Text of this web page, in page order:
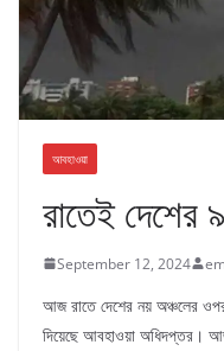
আবহাওয়া
রাতেই দেশের
September 12, 2024
আজ রাতে দেশের নয় অঞ্চলের ওপর
দিয়েছে আবহাওয়া অধিদপ্তর।